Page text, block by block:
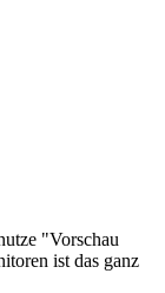
"Vorschau
ist das ganz